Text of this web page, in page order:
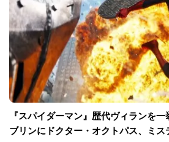
『スパイダーマン』歴代ヴィランを
ブリンにドクター・オクトパス、ミス